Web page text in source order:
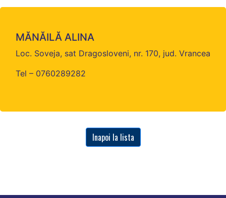
MĂNĂILĂ ALINA
Loc. Soveja, sat Dragosloveni, nr. 170, jud. Vrancea
Tel – 0760289282
Inapoi la lista